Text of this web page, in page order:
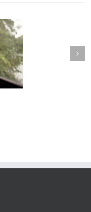
Hesychia #021